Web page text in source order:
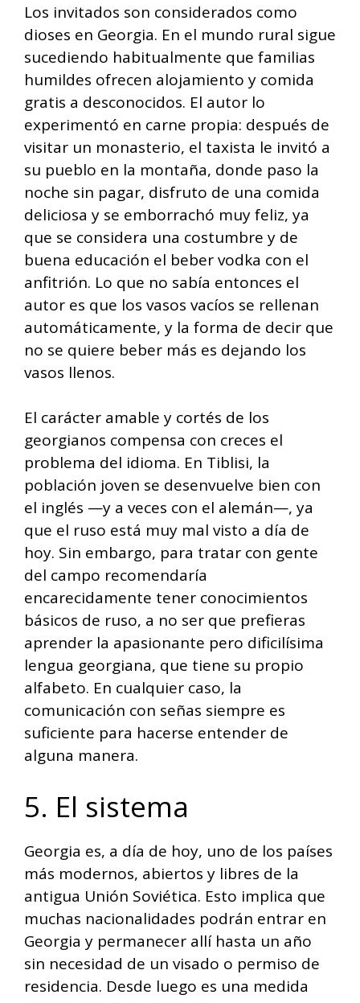
Los invitados son considerados como
dioses en Georgia. En el mundo rural sigue
sucediendo habitualmente que familias
humildes ofrecen alojamiento y comida
gratis a desconocidos. El autor lo
experimentó en carne propia: después de
visitar un monasterio, el taxista le invitó a
su pueblo en la montaña, donde paso la
noche sin pagar, disfruto de una comida
deliciosa y se emborrachó muy feliz, ya
que se considera una costumbre y de
buena educación el beber vodka con el
anfitrión. Lo que no sabía entonces el
autor es que los vasos vacíos se rellenan
automáticamente, y la forma de decir que
no se quiere beber más es dejando los
vasos llenos.
El carácter amable y cortés de los
georgianos compensa con creces el
problema del idioma. En Tiblisi, la
población joven se desenvuelve bien con
el inglés —y a veces con el alemán—, ya
que el ruso está muy mal visto a día de
hoy. Sin embargo, para tratar con gente
del campo recomendaría
encarecidamente tener conocimientos
básicos de ruso, a no ser que prefieras
aprender la apasionante pero dificilísima
lengua georgiana, que tiene su propio
alfabeto. En cualquier caso, la
comunicación con señas siempre es
suficiente para hacerse entender de
alguna manera.
5. El sistema
Georgia es, a día de hoy, uno de los países
más modernos, abiertos y libres de la
antigua Unión Soviética. Esto implica que
muchas nacionalidades podrán entrar en
Georgia y permanecer allí hasta un año
sin necesidad de un visado o permiso de
residencia. Desde luego es una medida